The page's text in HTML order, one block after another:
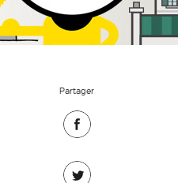
Partager
sur